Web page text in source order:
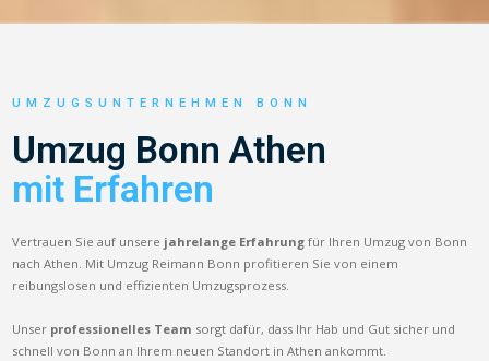
UMZUGSUNTERNEHMEN BONN
Umzug Bonn Athen
mit Erfahren
Vertrauen Sie auf unsere jahrelange Erfahrung für Ihren Umzug von Bonn
nach Athen. Mit Umzug Reimann Bonn profitieren Sie von einem
reibungslosen und effizienten Umzugsprozess.
Unser professionelles Team sorgt dafür, dass Ihr Hab und Gut sicher und
schnell von Bonn an Ihrem neuen Standort in Athen ankommt.